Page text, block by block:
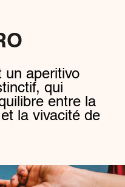
aperitivo
qui
entre la
la vivacité de